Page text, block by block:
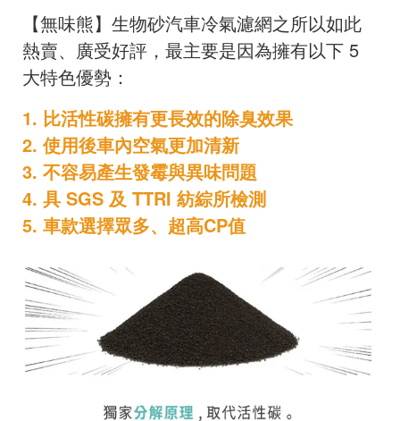
【無味熊】生物砂汽車冷氣濾網之所以如此
熱賣、廣受好評，最主要是因為擁有以下 5
大特色優勢：
1. 比活性碳擁有更長效的除臭效果
2. 使用後車內空氣更加清新
3. 不容易產生發霉與異味問題
4. 具 SGS 及 TTRI 紡綜所檢測
5. 車款選擇眾多、超高CP值